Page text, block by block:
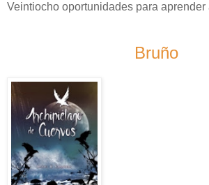
Veintiocho oportunidades para aprender
Bruño